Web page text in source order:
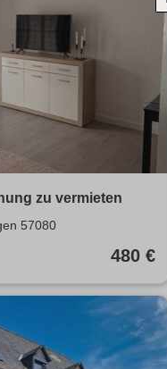
zu vermieten
57080
480 €